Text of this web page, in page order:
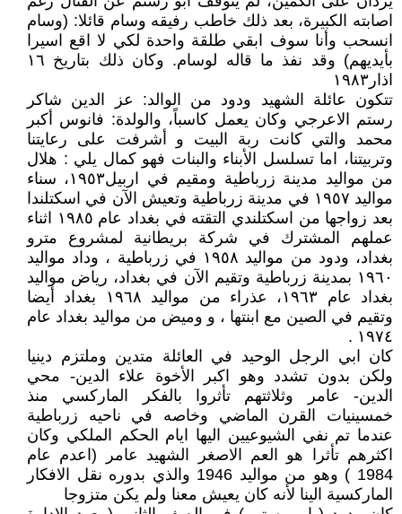
اصابته الكبيرة، بعد ذلك خاطب رفيقه وسام قائلا: (وسام
انسحب وأنا سوف ابقي طلقة واحدة لكي لا اقع اسيرا
بأيديهم) وقد نفذ ما قاله لوسام. وكان ذلك بتاريخ ١٦
اذار١٩٨٣
تتكون عائلة الشهيد ودود من الوالد: عز الدين شاكر
رستم الاعرجي وكان يعمل كاسباً، والولدة: فانوس أكبر
محمد والتي كانت ربة البيت و أشرفت على رعايتنا
وتربيتنا، اما تسلسل الأبناء والبنات فهو كمال يلي : هلال
من مواليد مدينة زرباطية ومقيم في اربيل١٩٥٣، سناء
مواليد ١٩٥٧ في مدينة زرباطية وتعيش الآن في اسكتلندا
بعد زواجها من اسكتلندي التقته في بغداد عام ١٩٨٥ اثناء
عملهم المشترك في شركة بريطانية لمشروع مترو
بغداد، ودود من مواليد ١٩٥٨ في زرباطية ، وداد مواليد
١٩٦٠ بمدينة زرباطية وتقيم الآن في بغداد، رياض مواليد
بغداد عام ١٩٦٣، عذراء من مواليد ١٩٦٨ بغداد أيضا
وتقيم في الصين مع ابنتها ، و وميض من مواليد بغداد عام
١٩٧٤ .
كان ابي الرجل الوحيد في العائلة متدين وملتزم دينيا
ولكن بدون تشدد وهو اكبر الأخوة علاء الدين- محي
الدين- عامر وثلاثتهم تأثروا بالفكر الماركسي منذ
خمسينيات القرن الماضي وخاصه في ناحيه زرباطية
عندما تم نفي الشيوعيين اليها ايام الحكم الملكي وكان
اكثرهم تأثرا هو العم الاصغر الشهيد عامر (اعدم عام
1984 ) وهو من مواليد 1946 والذي بدوره نقل الافكار
الماركسية الينا لأنه كان يعيش معنا ولم يكن متزوجا